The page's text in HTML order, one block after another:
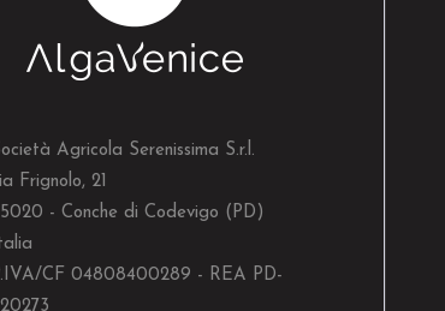
Agricola Serenissima S.r.l.
Frignolo, 21
- Conche di Codevigo (PD)
CF 04808400289 - REA PD-